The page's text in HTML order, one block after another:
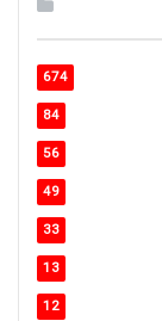
674
84
56
49
33
13
12